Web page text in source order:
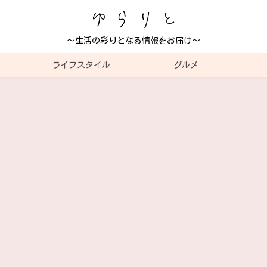
～生活の彩りとなる情報をお届け～
ライフスタイル グルメ